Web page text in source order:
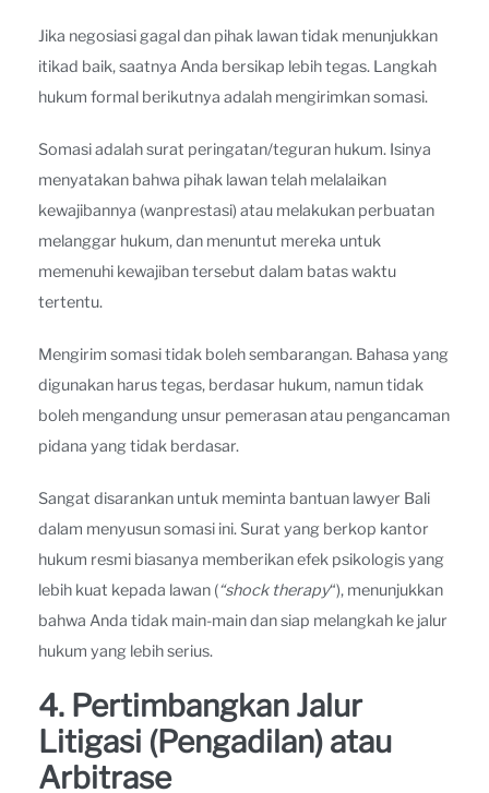
Jika negosiasi gagal dan pihak lawan tidak menunjukkan
itikad baik, saatnya Anda bersikap lebih tegas. Langkah
hukum formal berikutnya adalah mengirimkan somasi.
Somasi adalah surat peringatan/teguran hukum. Isinya
menyatakan bahwa pihak lawan telah melalaikan
kewajibannya (wanprestasi) atau melakukan perbuatan
melanggar hukum, dan menuntut mereka untuk
memenuhi kewajiban tersebut dalam batas waktu
tertentu.
Mengirim somasi tidak boleh sembarangan. Bahasa yang
digunakan harus tegas, berdasar hukum, namun tidak
boleh mengandung unsur pemerasan atau pengancaman
pidana yang tidak berdasar.
Sangat disarankan untuk meminta bantuan lawyer Bali
dalam menyusun somasi ini. Surat yang berkop kantor
hukum resmi biasanya memberikan efek psikologis yang
lebih kuat kepada lawan (“shock therapy“), menunjukkan
bahwa Anda tidak main-main dan siap melangkah ke jalur
hukum yang lebih serius.
4. Pertimbangkan Jalur
Litigasi (Pengadilan) atau
Arbitrase